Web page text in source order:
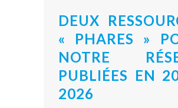
DEUX
« PHARES »
NOTRE
PUBLIÉES EN
2026